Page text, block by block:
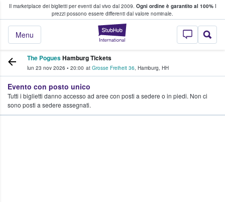
Il marketplace dei biglietti per eventi dal vivo dal 2009. Ogni ordine è garantito al 100%I
prezzi possono essere differenti dal valore nominale.
StubHub - Dove
Menu
fan comprano e vendono biglietti
The PoguesHamburg Tickets
lun 23 nov 2026 • 20:00 at Grosse Freiheit 36, Hamburg, HH
Evento con posto unico
Tutti i biglietti danno accesso ad aree con posti a sedere o in piedi. Non ci
sono posti a sedere assegnati.